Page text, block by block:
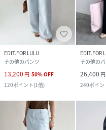
EDIT.FOR LULU
その他のパンツ
13,200 円 50%OFF
120ポイント(1倍)
EDIT.FOR
その他の
26,400 円
240ポイン